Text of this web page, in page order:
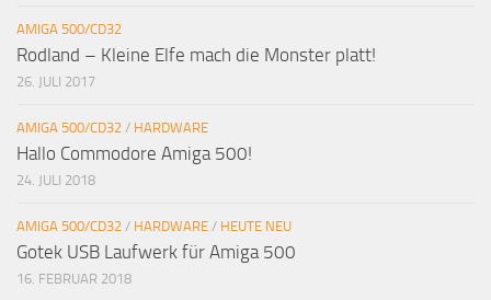
AMIGA 500/CD32
Rodland – Kleine Elfe mach die Monster platt!
26. JULI 2017
AMIGA 500/CD32 / HARDWARE
Hallo Commodore Amiga 500!
24. JULI 2018
AMIGA 500/CD32 / HARDWARE / HEUTE NEU
Gotek USB Laufwerk für Amiga 500
16. FEBRUAR 2018